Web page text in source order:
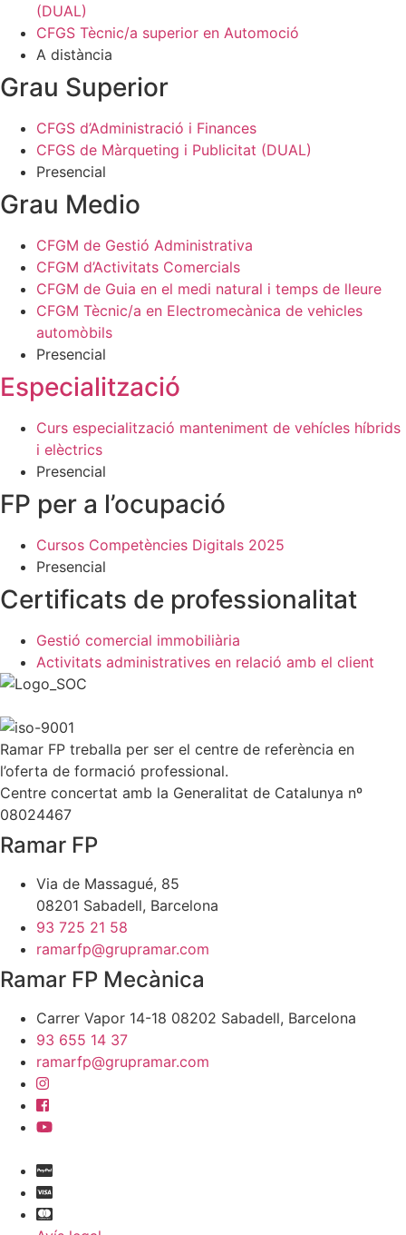
(DUAL)
CFGS Tècnic/a superior en Automoció
A distància
Grau Superior
CFGS d’Administració i Finances
CFGS de Màrqueting i Publicitat (DUAL)
Presencial
Grau Medio
CFGM de Gestió Administrativa
CFGM d’Activitats Comercials
CFGM de Guia en el medi natural i temps de lleure
CFGM Tècnic/a en Electromecànica de vehicles
automòbils
Presencial
Especialització
Curs especialització manteniment de vehícles híbrids
i elèctrics
Presencial
FP per a l’ocupació
Cursos Competències Digitals 2025
Presencial
Certificats de professionalitat
Gestió comercial immobiliària
Activitats administratives en relació amb el client
Ramar FP treballa per ser el centre de referència en
l’oferta de formació professional.
Centre concertat amb la Generalitat de Catalunya nº
08024467
Ramar FP
Via de Massagué, 85
08201 Sabadell, Barcelona
93 725 21 58
ramarfp@grupramar.com
Ramar FP Mecànica
Carrer Vapor 14-18 08202 Sabadell, Barcelona
93 655 14 37
ramarfp@grupramar.com